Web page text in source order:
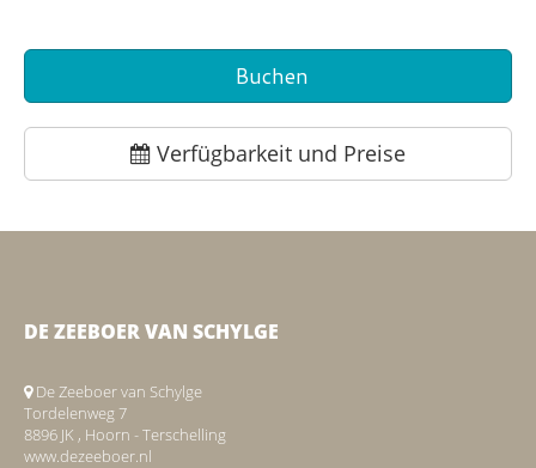
Buchen
Verfügbarkeit und Preise
DE ZEEBOER VAN SCHYLGE
De Zeeboer van Schylge
Tordelenweg 7
8896 JK , Hoorn - Terschelling
www.dezeeboer.nl